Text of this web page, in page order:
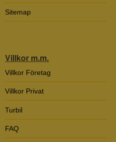
Sitemap
Villkor m.m.
Villkor Företag
Villkor Privat
Turbil
FAQ